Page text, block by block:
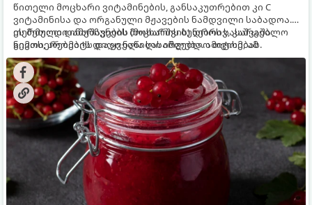
წითელი მოცხარი ვიტამინების, განსაკუთრებით კი C
ვიტამინისა და ორგანული მჟავების ნამდვილი საბადოა.
თერმული დამუშავების (მოხარშვის) დროს სასარგებლო
ნივთიერებების დიდი ნაწილი იშლება. ამიტომ, ამ
კენკრის ზამთრისთვის შესანახად საუკეთესო გზა
„ცოცხალი ჯემის“ მომზადებაა - მოხარშვის გარეშე.
ეს მეთოდი ინარჩუნებს მოცხარის ბუნებრივ, კაშკაშა
გემოს, არომატს და ყველა სასარგებლო თვისებას.